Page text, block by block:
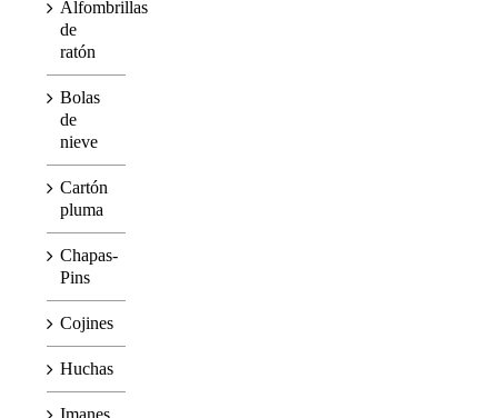
Alfombrillas
de
ratón
Bolas
de
nieve
Cartón
pluma
Chapas-
Pins
Cojines
Huchas
Imanes